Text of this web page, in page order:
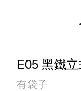
E05 黑鐵
有袋子